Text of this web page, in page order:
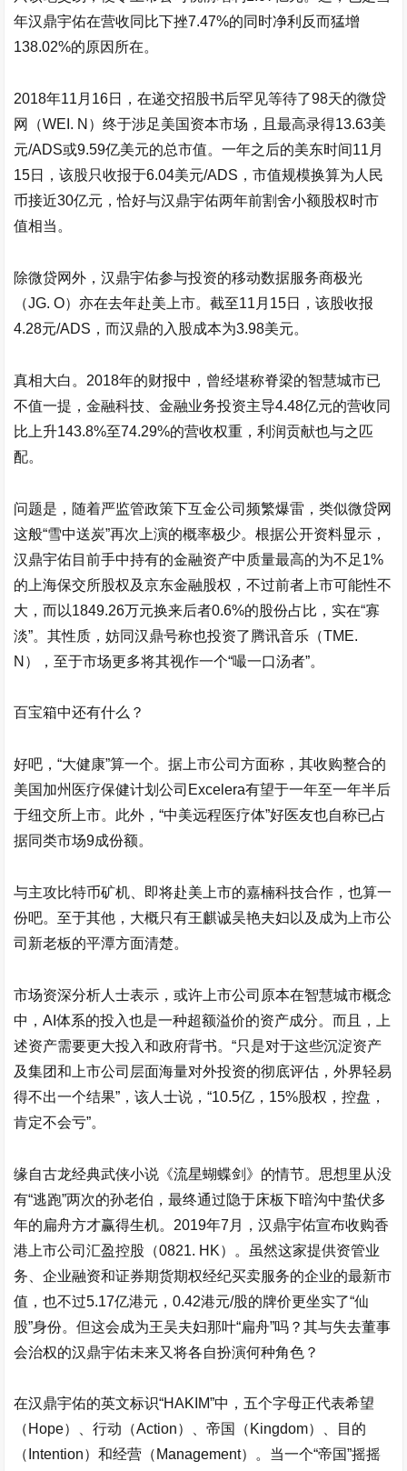
年汉鼎宇佑在营收同比下挫7.47%的同时净利反而猛增
138.02%的原因所在。
2018年11月16日，在递交招股书后罕见等待了98天的微贷
网
（WEI. N）终于涉足美国资本市场，且最高录得13.63美
元/ADS或9.59亿美元的总市值。一年之后的美东时间11月
15日，该股只收报于6.04美元/ADS，市值规模换算为人民
币接近30亿元，恰好与汉鼎宇佑两年前割舍小额股权时市
值相当。
除微贷网外，汉鼎宇佑参与投资的移动数据服务商极光
（JG. O）亦在去年赴美上市。截至11月15日，该股收报
4.28元/ADS，而汉鼎的入股成本为3.98美元。
真相大白。2018年的财报中，曾经堪称脊梁的智慧城市已
不值一提，金融科技、金融业务投资主导4.48亿元的营收同
比上升143.8%至74.29%的营收权重，利润贡献也与之匹
配。
问题是，随着严监管政策下互金公司频繁爆雷，类似微贷网
这般“雪中送炭”再次上演的概率极少。根据公开资料显示，
汉鼎宇佑目前手中持有的金融资产中质量最高的为不足1%
的上海保交所股权及京东金融股权，不过前者上市可能性不
大，而以1849.26万元换来后者0.6%的股份占比，实在“寡
淡”。其性质，妨同汉鼎号称也投资了腾讯音乐（TME.
N），至于市场更多将其视作一个“嘬一口汤者”。
百宝箱中还有什么？
好吧，“大健康”算一个。据上市公司方面称，其收购整合的
美国加州医疗保健计划公司Excelera有望于一年至一年半后
于纽交所上市。此外，“中美远程医疗体”好医友也自称已占
据同类市场9成份额。
与主攻比特币矿机、即将赴美上市的嘉楠科技合作，也算一
份吧。至于其他，大概只有王麒诚吴艳夫妇以及成为上市公
司新老板的平潭方面清楚。
市场资深分析人士表示，或许上市公司原本在智慧城市概念
中，AI体系的投入也是一种超额溢价的资产成分。而且，上
述资产需要更大投入和政府背书。“只是对于这些沉淀资产
及集团和上市公司层面海量对外投资的彻底评估，外界轻易
得不出一个结果”，该人士说，“10.5亿，15%股权，控盘，
肯定不会亏”。
缘自古龙经典武侠小说《流星蝴蝶剑》的情节。思想里从没
有“逃跑”两次的孙老伯，最终通过隐于床板下暗沟中蛰伏多
年的扁舟方才赢得生机。2019年7月，汉鼎宇佑宣布收购香
港上市公司汇盈控股（0821. HK）。虽然这家提供资管业
务、企业融资和证券期货期权经纪买卖服务的企业的最新市
值，也不过5.17亿港元，0.42港元/股的牌价更坐实了“仙
股”身份。但这会成为王吴夫妇那叶“扁舟”吗？其与失去董事
会治权的汉鼎宇佑未来又将各自扮演何种角色？
在汉鼎宇佑的英文标识“HAKIM”中，五个字母正代表希望
（Hope）、行动（Action）、帝国（Kingdom）、目的
（Intention）和经营（Management）。当一个“帝国”摇摇